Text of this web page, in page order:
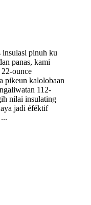
insulasi pinuh ku
panas, kami
ounce
pikeun kalolobaan
112-
nilai insulating
jadi éféktif